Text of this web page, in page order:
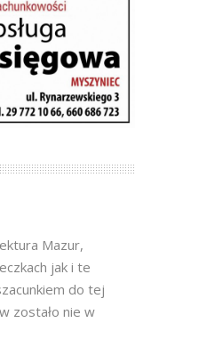
Mazur,
jak i te
do tej
zostało nie w